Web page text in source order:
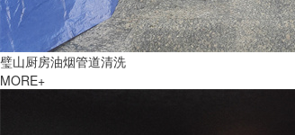
璧山厨房油烟管道清洗
MORE+